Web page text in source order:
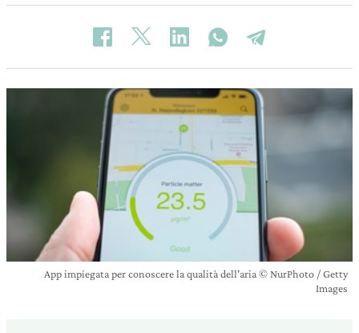
App impiegata per conoscere la qualità dell'aria © NurPhoto / Getty
Images